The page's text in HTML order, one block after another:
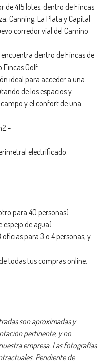
415 lotes, dentro de Fincas
Canning, La Plata y Capital
corredor vial del Camino
dentro de Fincas de
Fincas Golf.-
ideal para acceder a una
de los espacios y
y el confort de una
electrificado.
para 40 personas).
de agua).
para 3 o 4 personas, y
todas tus compras online.
son aproximadas y
pertinente, y no
empresa. Las fotografías
Pendiente de